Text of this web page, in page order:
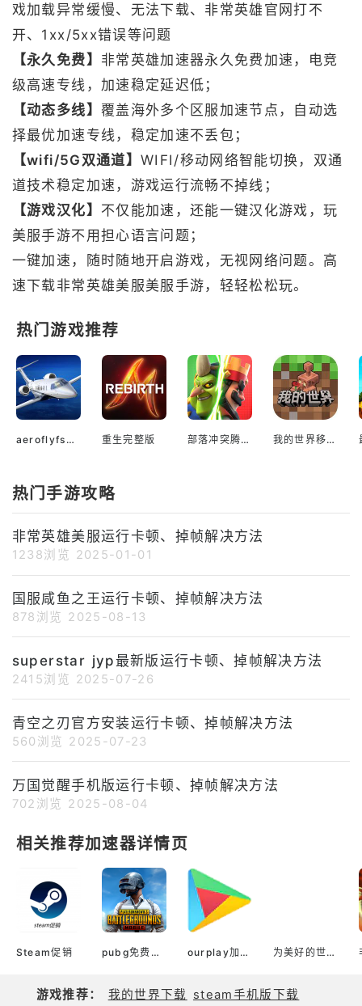
戏加载异常缓慢、无法下载、非常英雄官网打不
开、1xx/5xx错误等问题
【永久免费】 非常英雄加速器永久免费加速，电竞
级高速专线，加速稳定延迟低；
【动态多线】 覆盖海外多个区服加速节点，自动选
择最优加速专线，稳定加速不丢包；
【wifi/5G双通道】 WIFI/移动网络智能切换，双通
道技术稳定加速，游戏运行流畅不掉线；
【游戏汉化】 不仅能加速，还能一键汉化游戏，玩
美服手游不用担心语言问题；
一键加速，随时随地开启游戏，无视网络问题。高
速下载非常英雄美服美服手游，轻轻松松玩。
热门游戏推荐
aeroflyfs2024官网版 重生完整版 部落冲突腾讯官网 我的世界移动版
热门手游攻略
非常英雄美服运行卡顿、掉帧解决方法
1238浏览 2025-01-01
国服咸鱼之王运行卡顿、掉帧解决方法
878浏览 2025-08-13
superstar jyp最新版运行卡顿、掉帧解决方法
2415浏览 2025-07-26
青空之刃官方安装运行卡顿、掉帧解决方法
560浏览 2025-07-23
万国觉醒手机版运行卡顿、掉帧解决方法
702浏览 2025-08-04
相关推荐加速器详情页
Steam促销 pubg免费加速器 ourplay加速器官网 为美好的世界献上祝福！ Fantastic Days（韩服）
游戏推荐： 我的世界下载 steam手机版下载